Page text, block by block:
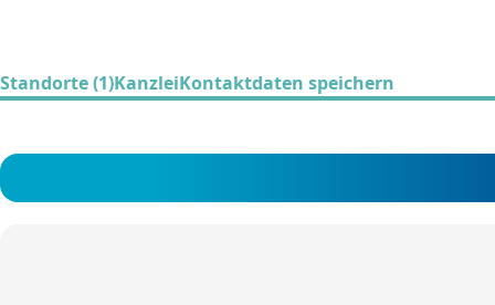
Standorte (1)KanzleiKontaktdaten speichern